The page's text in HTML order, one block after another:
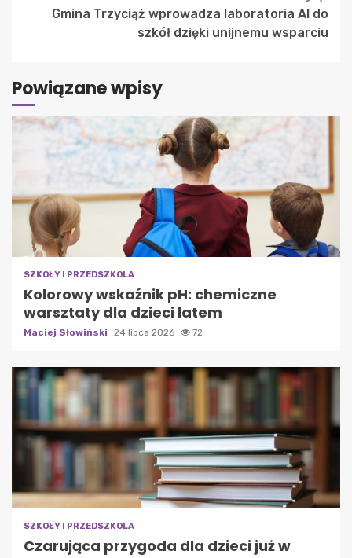
Gmina Trzyciąż wprowadza laboratoria AI do
szkół dzięki unijnemu wsparciu
Powiązane wpisy
SZKOŁY I PRZEDSZKOLA
Kolorowy wskaźnik pH: chemiczne
warsztaty dla dzieci latem
Maciej Słowiński 24 lipca 2026 72
SZKOŁY I PRZEDSZKOLA
Czarująca przygoda dla dzieci już w